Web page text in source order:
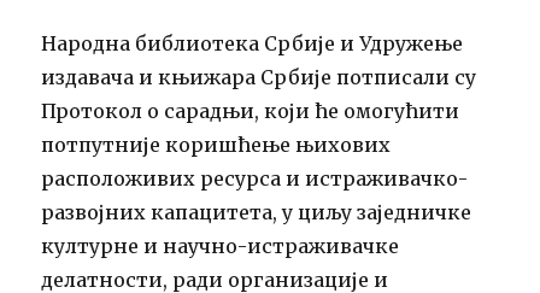
Народна библиотека Србије и Удружење
издавача и књижара Србије потписали су
Протокол о сарадњи, који ће омогућити
потпутније коришћење њихових
расположивих ресурса и истраживачко-
развојних капацитета, у циљу заједничке
културне и научно-истраживачке
делатности, ради организације и